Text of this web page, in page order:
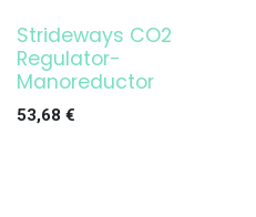
Strideways CO2
Regulator-
Manoreductor
53,68 €